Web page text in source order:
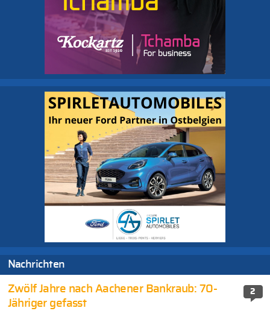
Nachrichten
2
Zwölf Jahre nach Aachener Bankraub: 70-
Jähriger gefasst